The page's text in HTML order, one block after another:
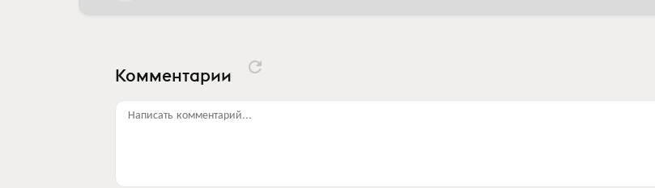
Комментарии
Написать комментарий...